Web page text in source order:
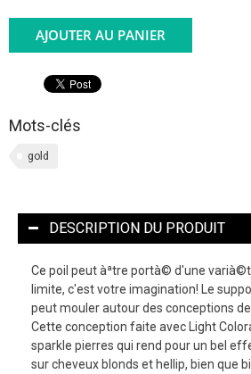
AJOUTER AU PANIER
Mots-clés
gold
DESCRIPTION DU PRODUIT
Ce poil peut àªtre portà© d'une
limite, c'est votre imagination! Le
peut mouler autour des conceptions de
Cette conception faite avec Light
sparkle pierres qui rend pour un bel
sur cheveux blonds et hellip, bien que